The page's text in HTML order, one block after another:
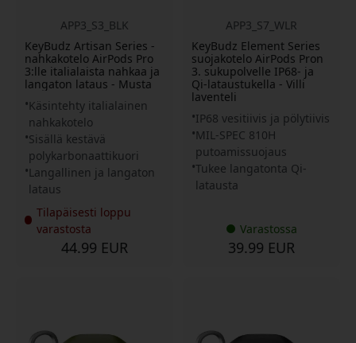
APP3_S3_BLK
KeyBudz Artisan Series -
nahkakotelo AirPods Pro
3:lle italialaista nahkaa ja
langaton lataus - Musta
Käsintehty italialainen
nahkakotelo
Sisällä kestävä
polykarbonaattikuori
Langallinen ja langaton
lataus
Tilapäisesti loppu
varastosta
44.99 EUR
APP3_S7_WLR
KeyBudz Element Series
suojakotelo AirPods Pron
3. sukupolvelle IP68- ja
Qi-lataustukella - Villi
laventeli
IP68 vesitiivis ja pölytiivis
MIL-SPEC 810H
putoamissuojaus
Tukee langatonta Qi-
latausta
Varastossa
39.99 EUR